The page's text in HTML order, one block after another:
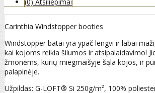
Carinthia Windstopper booties
Windstopper batai yra ypač lengvi ir labai
kai kojoms reikia šilumos ir atsipalaidavimo!
žmonėms, kurių miegmaišyje šąla kojos, ir
palapinėje.
Užpildas: G-LOFT® Si 250g/m², 100%